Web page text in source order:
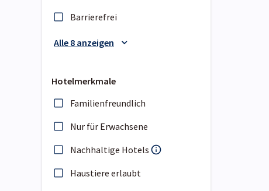
Barrierefrei
Alle 8 anzeigen
Hotelmerkmale
Familienfreundlich
Nur für Erwachsene
Nachhaltige Hotels
Haustiere erlaubt